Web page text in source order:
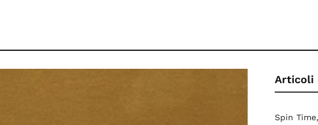
Articoli
Spin